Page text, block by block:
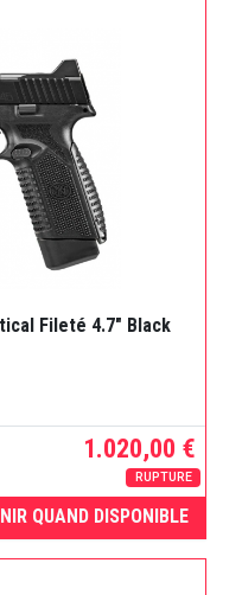
Fileté 4.7" Black
1.020,00 €
RUPTURE
QUAND DISPONIBLE